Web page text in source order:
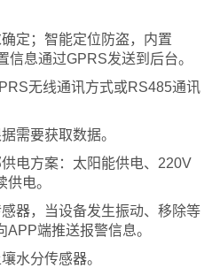
定；智能定位防盗，内置
息通过GPRS发送到后台。
无线通讯方式或RS485通讯
需要获取数据。
电方案：太阳能供电、220V
电。
器，当设备发生振动、移除等
端推送报警信息。
水分传感器。